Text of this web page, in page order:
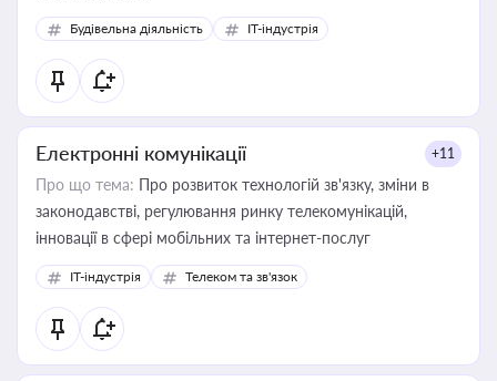
Будівельна діяльність IT-індустрія
Електронні комунікації +11
Про що тема: Про розвиток технологій зв'язку, зміни в
законодавстві, регулювання ринку телекомунікацій,
інновації в сфері мобільних та інтернет-послуг
IT-індустрія Телеком та зв'язок